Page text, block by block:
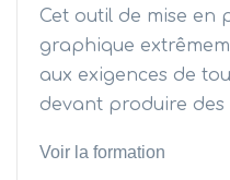
Cet outil de mise en
graphique
aux exigences de
devant produire des
Voir la formation